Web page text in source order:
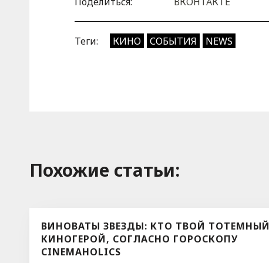
Теги: КИНО СОБЫТИЯ NEWS
Похожие cтатьи:
ВИНОВАТЫ ЗВЕЗДЫ: КТО ТВОЙ ТОТЕМНЫЙ
КИНОГЕРОЙ, СОГЛАСНО ГОРОСКОПУ
CINEMAHOLICS